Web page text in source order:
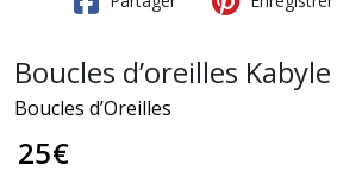
Boucles d’oreilles Kabyle
Boucles d’Oreilles
25€